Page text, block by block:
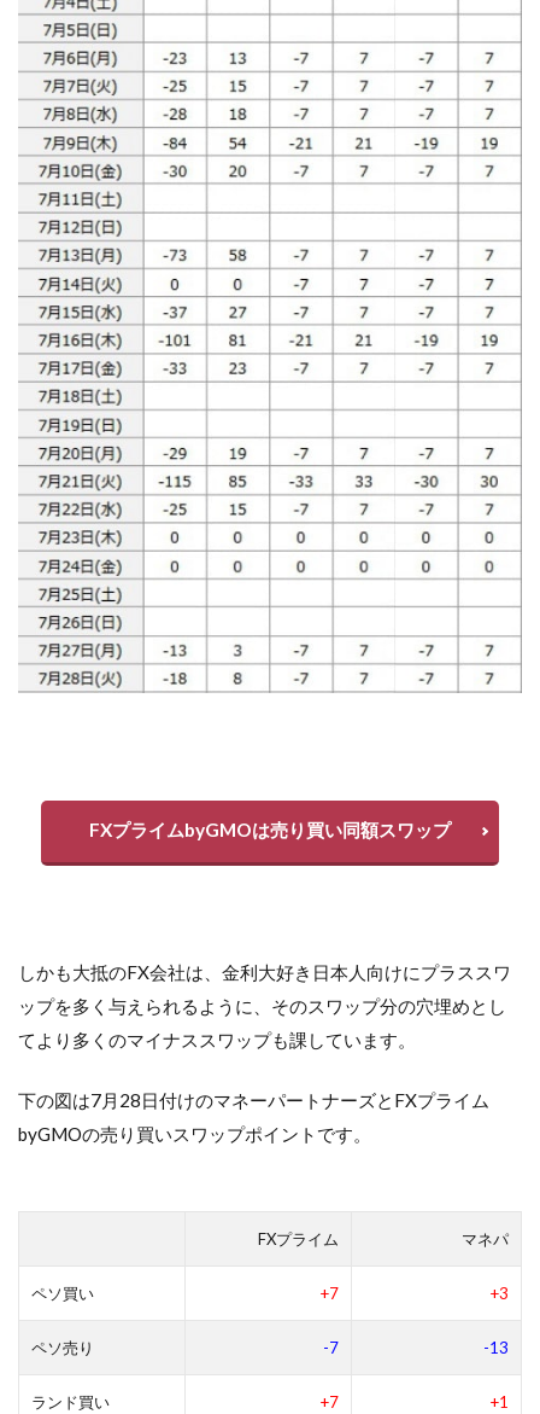
FXプライムbyGMOは売り買い同額スワップ
しかも大抵のFX会社は、金利大好き日本人向けにプラススワ
ップを多く与えられるように、そのスワップ分の穴埋めとし
てより多くのマイナススワップも課しています。
下の図は7月28日付けのマネーパートナーズとFXプライム
byGMOの売り買いスワップポイントです。
FXプライム マネパ
ペソ買い +7 +3
ペソ売り -7 -13
ランド買い +7 +1